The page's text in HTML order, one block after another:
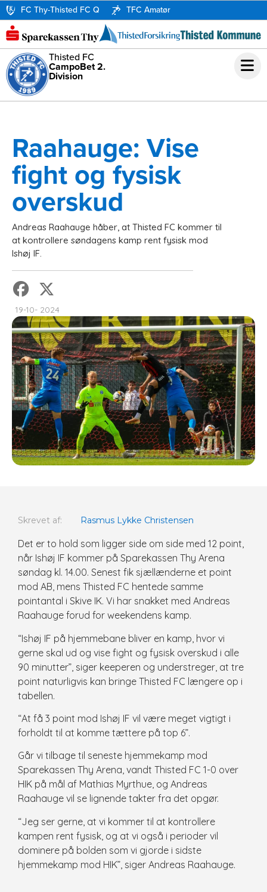
FC Thy-Thisted FC Q TFC Amatør
Thisted FC
CampoBet 2.
Division
Raahauge: Vise
fight og fysisk
overskud
Andreas Raahauge håber, at Thisted FC kommer til
at kontrollere søndagens kamp rent fysisk mod
Ishøj IF.
19-10- 2024
Skrevet af: Rasmus Lykke Christensen
Det er to hold som ligger side om side med 12 point,
når Ishøj IF kommer på Sparekassen Thy Arena
søndag kl. 14.00. Senest fik sjællænderne et point
mod AB, mens Thisted FC hentede samme
pointantal i Skive IK. Vi har snakket med Andreas
Raahauge forud for weekendens kamp.
“Ishøj IF på hjemmebane bliver en kamp, hvor vi
gerne skal ud og vise fight og fysisk overskud i alle
90 minutter”, siger keeperen og understreger, at tre
point naturligvis kan bringe Thisted FC længere op i
tabellen.
“At få 3 point mod Ishøj IF vil være meget vigtigt i
forholdt til at komme tættere på top 6”.
Går vi tilbage til seneste hjemmekamp mod
Sparekassen Thy Arena, vandt Thisted FC 1-0 over
HIK på mål af Mathias Myrthue, og Andreas
Raahauge vil se lignende takter fra det opgør.
“Jeg ser gerne, at vi kommer til at kontrollere
kampen rent fysisk, og at vi også i perioder vil
dominere på bolden som vi gjorde i sidste
hjemmekamp mod HIK”, siger Andreas Raahauge.